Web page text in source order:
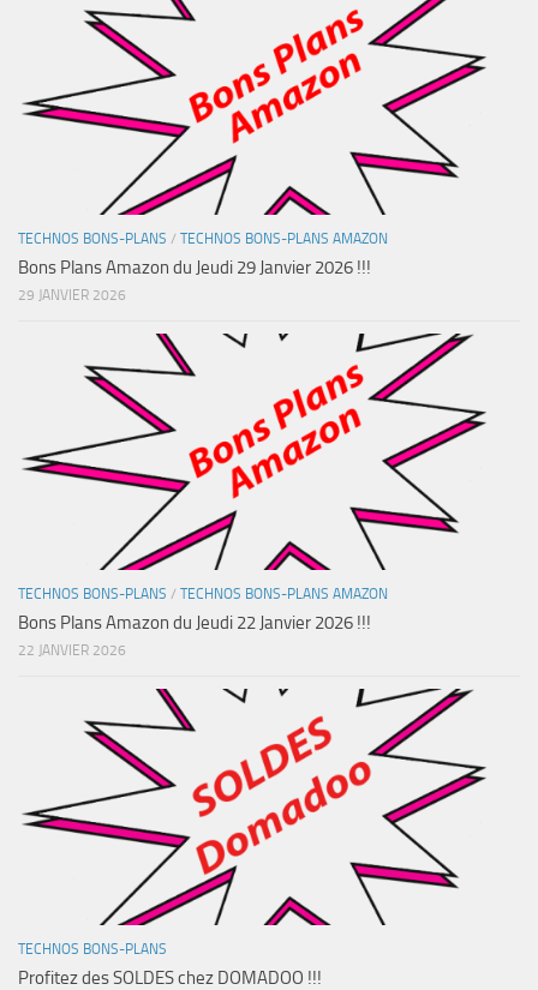
TECHNOS BONS-PLANS / TECHNOS BONS-PLANS AMAZON
Bons Plans Amazon du Jeudi 29 Janvier 2026 !!!
29 JANVIER 2026
TECHNOS BONS-PLANS / TECHNOS BONS-PLANS AMAZON
Bons Plans Amazon du Jeudi 22 Janvier 2026 !!!
22 JANVIER 2026
TECHNOS BONS-PLANS
Profitez des SOLDES chez DOMADOO !!!